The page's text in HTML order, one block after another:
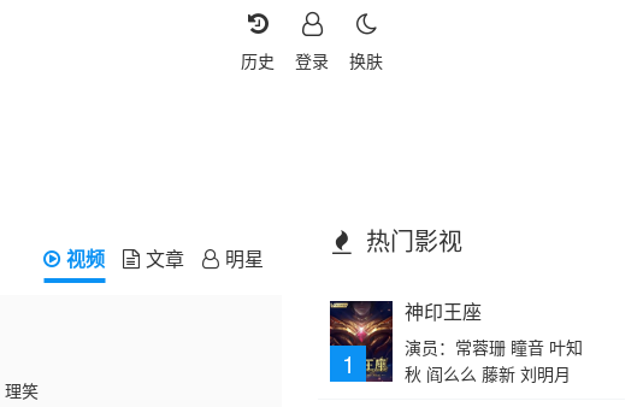
换肤
登录
历史
视频 文章 明星
理笑
热门影视
1
神印王座
演员：常蓉珊 瞳音 叶知
秋 阎么么 藤新 刘明月